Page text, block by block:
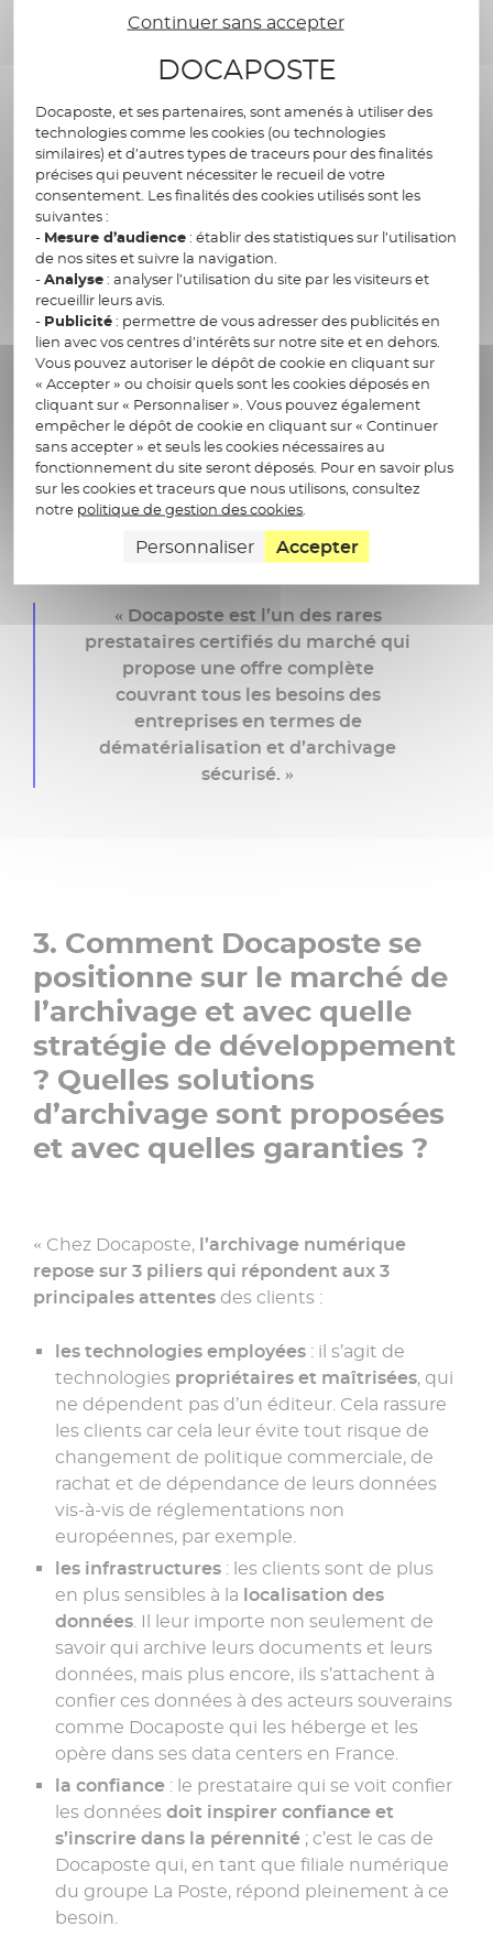
probatoire est un processus qui débute dès
l’instant où le contenu du document est figé
et qu’il peut donc être considéré comme une
La durée de conservation du document: elle
est devenue d’autant plus importante dans le
cadre du RGPD. Celui-ci précise que les
données personnelles, et donc les
documents en contenant, doivent être
collectées pour un but bien déterminé et
légitime et qu’une finalité de traitement doit
justifier leur conservation.
La disponibilité de l’information: le
document doit pouvoir être consultable mais
cette consultation ou toute autre opération
du cycle de vie doivent pouvoir être tracées,
condition sine qua non à la validité du
document archivé. »
« Docaposte est l’un des rares
prestataires certifiés du marché qui
propose une offre complète
couvrant tous les besoins des
entreprises en termes de
dématérialisation et d’archivage
sécurisé. »
3. Comment Docaposte se
positionne sur le marché de
l’archivage et avec quelle
stratégie de développement
? Quelles solutions
d’archivage sont proposées
et avec quelles garanties ?
« Chez Docaposte, l’archivage numérique
repose sur 3 piliers qui répondent aux 3
principales attentes des clients :
les technologies employées : il s’agit de
technologies propriétaires et maîtrisées, qui
ne dépendent pas d’un éditeur. Cela rassure
les clients car cela leur évite tout risque de
changement de politique commerciale, de
rachat et de dépendance de leurs données
vis-à-vis de réglementations non
européennes, par exemple.
les infrastructures : les clients sont de plus
en plus sensibles à la localisation des
données. Il leur importe non seulement de
savoir qui archive leurs documents et leurs
données, mais plus encore, ils s’attachent à
confier ces données à des acteurs souverains
comme Docaposte qui les héberge et les
opère dans ses data centers en France.
la confiance : le prestataire qui se voit confier
les données doit inspirer confiance et
s’inscrire dans la pérennité ; c’est le cas de
Docaposte qui, en tant que filiale numérique
du groupe La Poste, répond pleinement à ce
besoin.
Continuer sans accepter
DOCAPOSTE
Docaposte, et ses partenaires, sont amenés à utiliser des
technologies comme les cookies (ou technologies
similaires) et d’autres types de traceurs pour des finalités
précises qui peuvent nécessiter le recueil de votre
consentement. Les finalités des cookies utilisés sont les
suivantes :
- Mesure d’audience: établir des statistiques sur l’utilisation
de nos sites et suivre la navigation.
-Analyse: analyser l’utilisation du site par les visiteurs et
recueillir leurs avis.
- Publicité: permettre de vous adresser des publicités en
lien avec vos centres d’intérêts sur notre site et en dehors.
Vous pouvez autoriser le dépôt de cookie en cliquant sur
« Accepter » ou choisir quels sont les cookies déposés en
cliquant sur « Personnaliser ». Vous pouvez également
empêcher le dépôt de cookie en cliquant sur « Continuer
sans accepter » et seuls les cookies nécessaires au
fonctionnement du site seront déposés. Pour en savoir plus
sur les cookies et traceurs que nous utilisons, consultez
notre politique de gestion des cookies
Personnaliser Accepter